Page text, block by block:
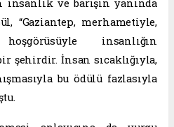
insanlık ve barışın yanında
“Gaziantep, merhametiyle,
insanlığın
şehirdir. İnsan sıcaklığıyla,
bu ödülü fazlasıyla